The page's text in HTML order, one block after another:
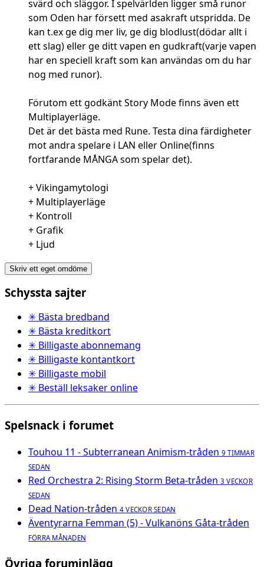
svärd och släggor. I spelvärlden ligger små runor
som Oden har försett med asakraft utspridda. De
kan t.ex ge dig mer liv, ge dig blodlust(dödar allt i
ett slag) eller ge ditt vapen en gudkraft(varje vapen
har en speciell kraft som kan användas om du har
nog med runor).
Förutom ett godkänt Story Mode finns även ett
Multiplayerläge.
Det är det bästa med Rune. Testa dina färdigheter
mot andra spelare i LAN eller Online(finns
fortfarande MÅNGA som spelar det).
+ Vikingamytologi
+ Multiplayerläge
+ Kontroll
+ Grafik
+ Ljud
Skriv ett eget omdöme
Schyssta sajter
✳ Bästa bredband
✳ Bästa kreditkort
✳ Billigaste abonnemang
✳ Billigaste kontantkort
✳ Billigaste mobil
✳ Beställ leksaker online
Spelsnack i forumet
Touhou 11 - Subterranean Animism-tråden 9 TIMMAR
SEDAN
Red Orchestra 2: Rising Storm Beta-tråden 3 VECKOR
SEDAN
Dead Nation-tråden 4 VECKOR SEDAN
Äventyrarna Femman (5) - Vulkanöns Gåta-tråden
FÖRRA MÅNADEN
Övriga foruminlägg